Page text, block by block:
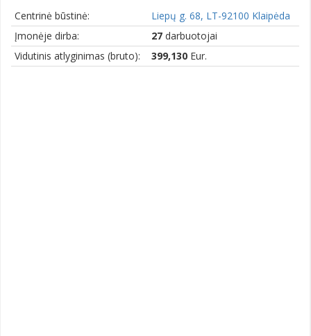
Centrinė būstinė:
Liepų g. 68, LT-92100 Klaipėda
Įmonėje dirba:
27 darbuotojai
Vidutinis atlyginimas (bruto):
399,130 Eur.